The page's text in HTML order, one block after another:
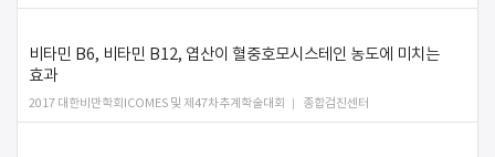
비타민 B6, 비타민 B12, 엽산이 혈중호모시스테인 농도에 미치는
효과
2017 대한비만학회ICOMES 및 제47차추계학술대회 종합검진센터